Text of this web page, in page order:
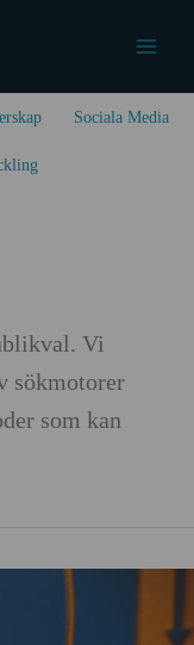
Menu
Sociala Media
Vi
sökmotorer
som kan